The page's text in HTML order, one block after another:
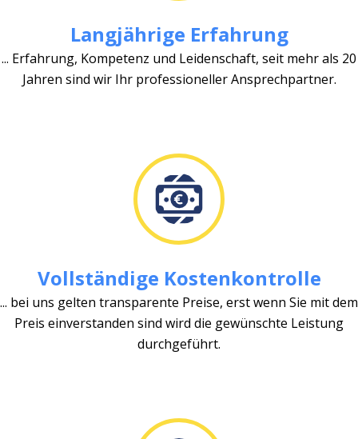
Langjährige Erfahrung
... Erfahrung, Kompetenz und Leidenschaft, seit mehr als 20
Jahren sind wir Ihr professioneller Ansprechpartner.
Vollständige Kostenkontrolle
... bei uns gelten transparente Preise, erst wenn Sie mit dem
Preis einverstanden sind wird die gewünschte Leistung
durchgeführt.